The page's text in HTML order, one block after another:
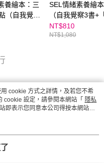
養繪本：三
（自我覺察
大獎
SEL情緒素養繪
（自我覺察3書+
情緒小日記」活
冊）｜金繪大獎
NT$810
NT$1,080
cookie 方式之詳情，及若您不希
cookie 設定，請參閱本網站「 隱私
即表示您同意本公司得按本網站使